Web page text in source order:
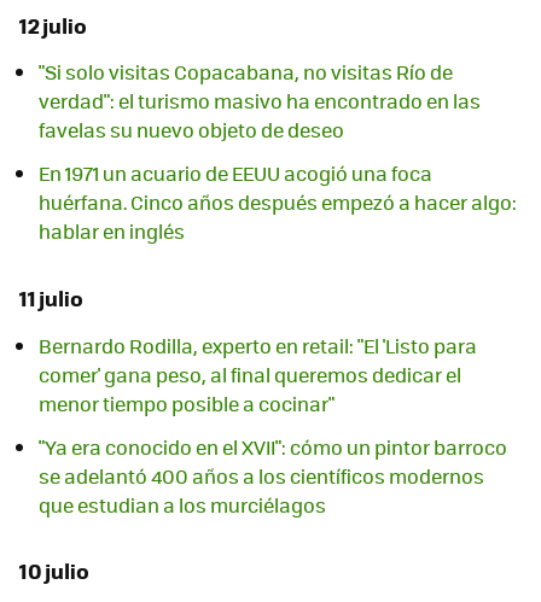
12 julio
"Si solo visitas Copacabana, no visitas Río de
verdad": el turismo masivo ha encontrado en las
favelas su nuevo objeto de deseo
En 1971 un acuario de EEUU acogió una foca
huérfana. Cinco años después empezó a hacer algo:
hablar en inglés
11 julio
Bernardo Rodilla, experto en retail: "El 'Listo para
comer' gana peso, al final queremos dedicar el
menor tiempo posible a cocinar"
"Ya era conocido en el XVII": cómo un pintor barroco
se adelantó 400 años a los científicos modernos
que estudian a los murciélagos
10 julio